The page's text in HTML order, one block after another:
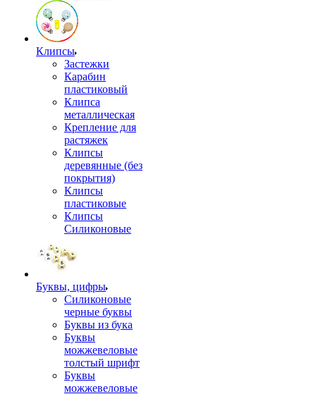
Клипсы
Застежки
Карабин
пластиковый
Клипса
металлическая
Крепление для
растяжек
Клипсы
деревянные (без
покрытия)
Клипсы
пластиковые
Клипсы
Силиконовые
Буквы, цифры
Силиконовые
черные буквы
Буквы из бука
Буквы
можжевеловые
толстый шрифт
Буквы
можжевеловые